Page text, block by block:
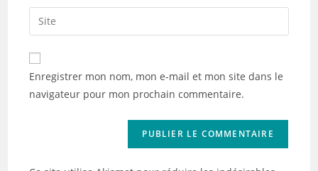
comment
email
address
comment
Saisir
l’URL
de
votre
(facultatif)
Enregistrer mon nom, mon e-mail et mon site dans le
navigateur pour mon prochain commentaire.